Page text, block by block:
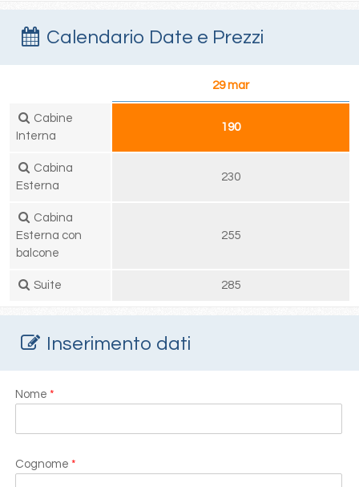
Calendario Date e Prezzi
29 mar
Cabine
Interna
190
Cabina
Esterna
230
Cabina
Esterna con
balcone
255
Suite 285
Inserimento dati
Nome *
Cognome *